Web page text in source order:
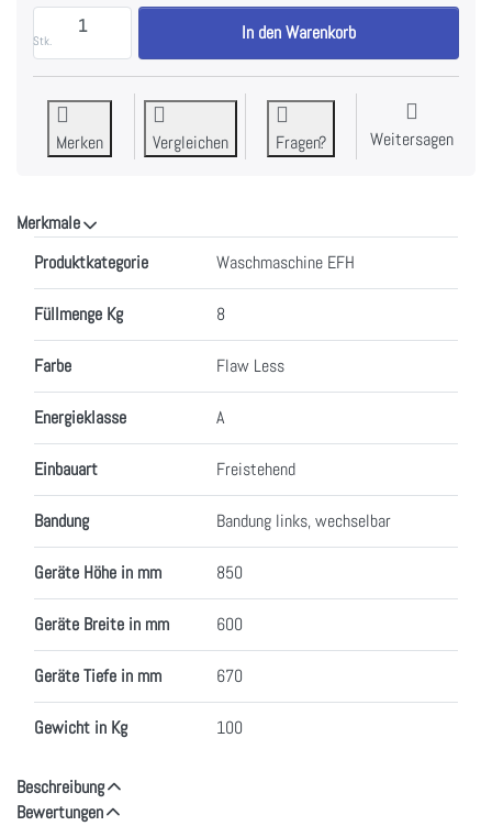
Stk.
Schulthess AAA2.105BE1HJ3L Waschmaschine
In den Warenkorb
Merken Vergleichen Fragen? Weitersagen
Merkmale
Produktkategorie Waschmaschine EFH
Füllmenge Kg 8
Farbe Flaw Less
Energieklasse A
Einbauart Freistehend
Bandung Bandung links, wechselbar
Geräte Höhe in mm 850
Geräte Breite in mm 600
Geräte Tiefe in mm 670
Gewicht in Kg 100
Beschreibung
Bewertungen